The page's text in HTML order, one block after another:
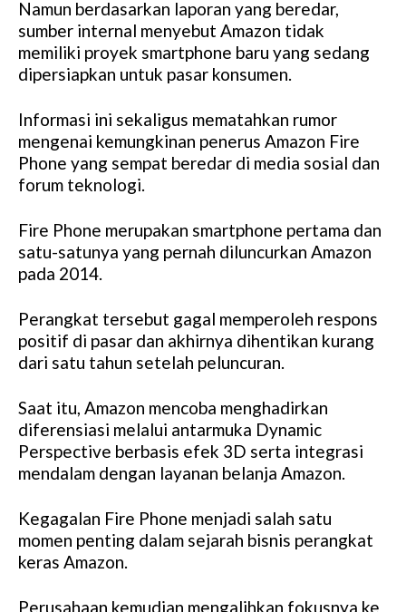
Namun berdasarkan laporan yang beredar,
sumber internal menyebut Amazon tidak
memiliki proyek smartphone baru yang sedang
dipersiapkan untuk pasar konsumen.
Informasi ini sekaligus mematahkan rumor
mengenai kemungkinan penerus Amazon Fire
Phone yang sempat beredar di media sosial dan
forum teknologi.
Fire Phone merupakan smartphone pertama dan
satu-satunya yang pernah diluncurkan Amazon
pada 2014.
Perangkat tersebut gagal memperoleh respons
positif di pasar dan akhirnya dihentikan kurang
dari satu tahun setelah peluncuran.
Saat itu, Amazon mencoba menghadirkan
diferensiasi melalui antarmuka Dynamic
Perspective berbasis efek 3D serta integrasi
mendalam dengan layanan belanja Amazon.
Kegagalan Fire Phone menjadi salah satu
momen penting dalam sejarah bisnis perangkat
keras Amazon.
Perusahaan kemudian mengalihkan fokusnya ke